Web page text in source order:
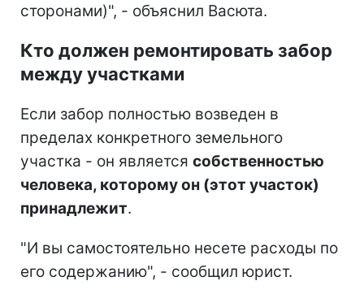
сторонами)", - объяснил Васюта.
Кто должен ремонтировать забор
между участками
Если забор полностью возведен в
пределах конкретного земельного
участка - он является собственностью
человека, которому он (этот участок)
принадлежит.
"И вы самостоятельно несете расходы по
его содержанию", - сообщил юрист.